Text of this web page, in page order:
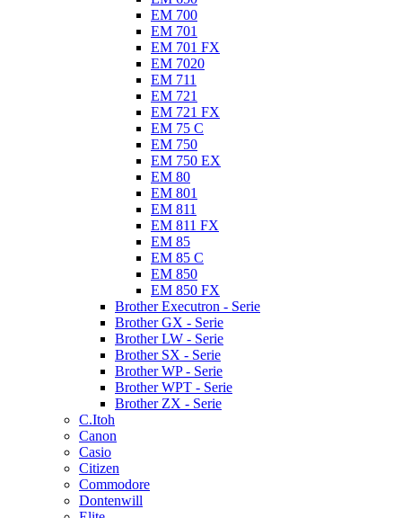
EM 700
EM 701
EM 701 FX
EM 7020
EM 711
EM 721
EM 721 FX
EM 75 C
EM 750
EM 750 EX
EM 80
EM 801
EM 811
EM 811 FX
EM 85
EM 85 C
EM 850
EM 850 FX
Brother Executron - Serie
Brother GX - Serie
Brother LW - Serie
Brother SX - Serie
Brother WP - Serie
Brother WPT - Serie
Brother ZX - Serie
C.Itoh
Canon
Casio
Citizen
Commodore
Dontenwill